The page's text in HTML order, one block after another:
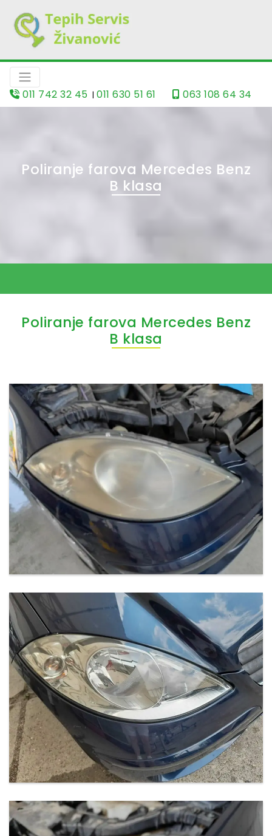
011 742 32 45 | 011 630 51 61 063 108 64 34
Poliranje farova Mercedes Benz
B klasa
Poliranje farova Mercedes Benz
B klasa